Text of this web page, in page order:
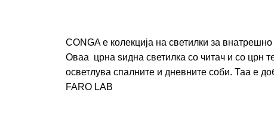
CONGA е колекција на светилки за
Оваа црна ѕидна светилка со читач и со црн
осветлува спалните и дневните соби. Таа е
FARO LAB